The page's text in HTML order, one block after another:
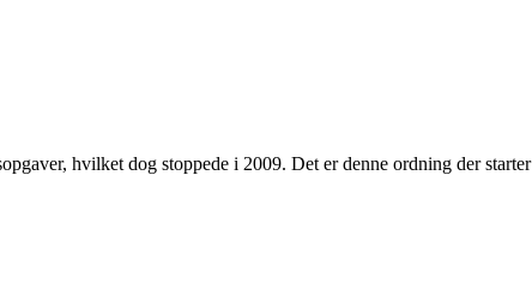
hvilket dog stoppede i 2009. Det er denne ordning der